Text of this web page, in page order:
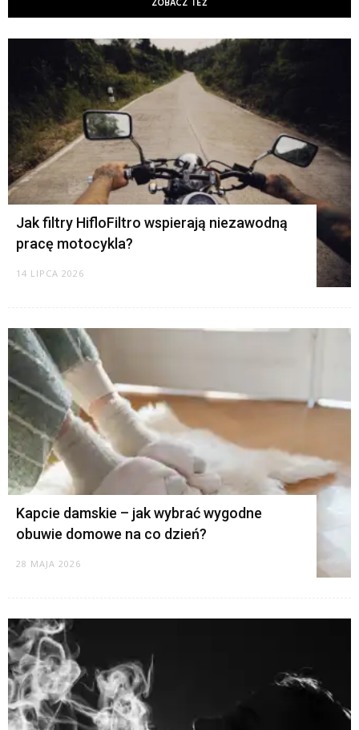
ZOBACZ TEŻ
Jak filtry HifloFiltro wspierają niezawodną
pracę motocykla?
14 LIPCA 2026
Kapcie damskie – jak wybrać wygodne
obuwie domowe na co dzień?
28 MAJA 2026